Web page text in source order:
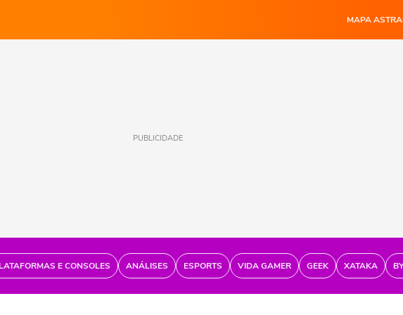
MAPA
PUBLICIDADE
E CONSOLES ANÁLISES ESPORTS VIDA GAMER GEEK XATAKA